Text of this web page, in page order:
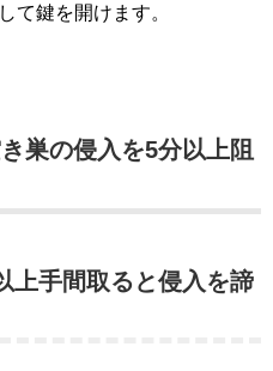
て鍵を開けます。
巣の侵入を5分以上阻
上手間取ると侵入を諦